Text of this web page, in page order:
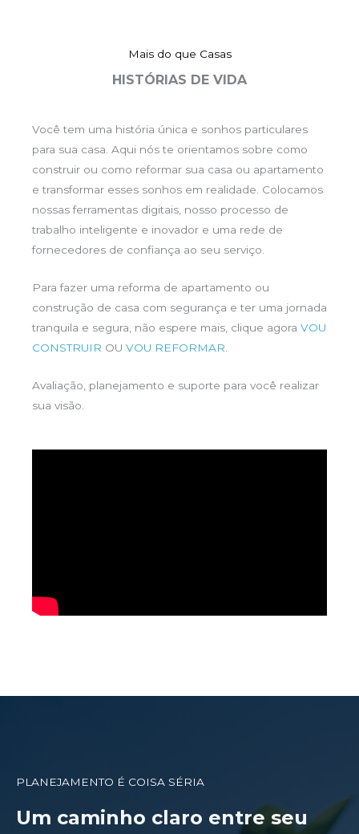
Parabens pelo trabalho!”
Solange Brito
Mais do que Casas
HISTÓRIAS DE VIDA
Você tem uma história única e sonhos particulares
para sua casa. Aqui nós te orientamos sobre como
construir ou como reformar sua casa ou apartamento
e transformar esses sonhos em realidade. Colocamos
nossas ferramentas digitais, nosso processo de
trabalho inteligente e inovador e uma rede de
fornecedores de confiança ao seu serviço.
Para fazer uma reforma de apartamento ou
construção de casa com segurança e ter uma jornada
tranquila e segura, não espere mais, clique agora VOU
CONSTRUIR OU VOU REFORMAR
Avaliação, planejamento e suporte para você realizar
sua visão.
PLANEJAMENTO É COISA SÉRIA
Um caminho claro entre seu